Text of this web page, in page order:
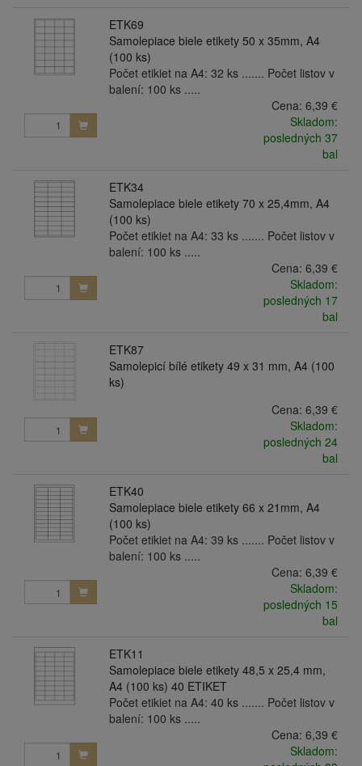
ETK69
Samolepiace biele etikety 50 x 35mm, A4
(100 ks)
Počet etikiet na A4: 32 ks ....... Počet listov v
balení: 100 ks .....
Cena: 6,39 €
Skladom:
posledných 37
bal
ETK34
Samolepiace biele etikety 70 x 25,4mm, A4
(100 ks)
Počet etikiet na A4: 33 ks ....... Počet listov v
balení: 100 ks .....
Cena: 6,39 €
Skladom:
posledných 17
bal
ETK87
Samolepicí bílé etikety 49 x 31 mm, A4 (100
ks)
Cena: 6,39 €
Skladom:
posledných 24
bal
ETK40
Samolepiace biele etikety 66 x 21mm, A4
(100 ks)
Počet etikiet na A4: 39 ks ....... Počet listov v
balení: 100 ks .....
Cena: 6,39 €
Skladom:
posledných 15
bal
ETK11
Samolepiace biele etikety 48,5 x 25,4 mm,
A4 (100 ks) 40 ETIKET
Počet etikiet na A4: 40 ks ....... Počet listov v
balení: 100 ks .....
Cena: 6,39 €
Skladom: